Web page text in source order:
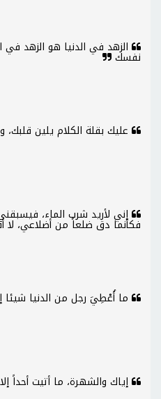
الزهد في الدنيا هو الزهد
نفسك
عليك بقلة الكلام يلين
إني لأريد شرب الماء،
فكأنما دق ضلعاً من أضلاعي، لا
ما أُعْطِيَ رجل من الدنيا شيئا
إياك والشهرة، ما أتيت